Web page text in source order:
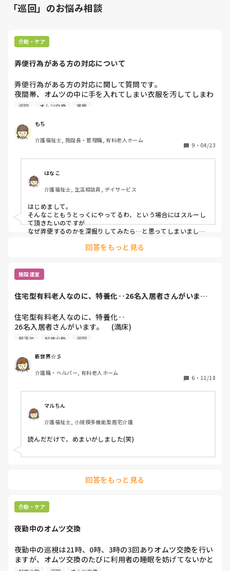
「巡回」のお悩み相談
介助・ケア
弄便行為がある方の対応について
弄便行為がある方の対応に関して質問です。
夜間帯、オムツの中に手を入れてしまい衣服を汚してしまわ
れたり、酷い時は口にしてしまいます。
けたり等行いましたがあまり効果が得られませんでした。
家族様は拘束して構わないと仰っていますが、、
上記の他に拘束に当たらない対応策等あれば共有頂きたいで
す。
巡回 オムツ交換 家族
もち
介護福祉士, 施設長・管理職, 有料老人ホーム
9 ・ 04/23
はなこ
介護福祉士, 生活相談員, デイサービス
はじめまして。
そんなこともうとっくにやってるわ、という場合にはスルーし
て頂きたいのですが
なぜ弄便するのかを深掘りしてみたら…と思ってしまいまし
弄便は毎回でしょうか、決まったタイミングでしょうか、それ
お腹の調子は如何でしょうか、
そのときの本人のご様子はどうでしょうか、お話はできるレベ
実は綺麗にしたいだけとかのパターンもあります。
ね…
回答をもっと見る
施設運営
住宅型有料老人なのに、特養化‥26名入居者さんがいま
住宅型有料老人なのに、特養化‥
26名入居者さんがいます。　(満床)
１人夜勤で、就寝介助、起床介助他諸々してます。
化します。
利用者介護度は、車いす15名、寝たきり6名、歩行器4名、
認知症5名、成人病3名、片麻痺1名、精神病3名、杖1名、徘
最近は自室転倒が8名ほど立て続けにあり、怪我人だらけな
のです。
認知もあり、独歩で歩いたり、出来ないことを勝手にしたり
です。
(住宅型なので、室内部分は介護に含まれない)
しゃべれないはずの人のひとり言とか‥　痛い、苦しいの声
転倒しまくって顔の色んな箇所が腫れる人‥、うんちをベッ
ドになすりつける人‥コール超頻回、1時間に一度フロアを
巡視の際いつもすっぽんぽんの人‥
おむつをとって床に放り投げて捨ててる人‥
これってリアルお化け屋敷ですよね？
尿汚染 起床介助 巡回
新世界☆彡
介護職・ヘルパー, 有料老人ホーム
6 ・ 11/18
マルちん
介護福祉士, 小規模多機能型居宅介護
読んだだけで、めまいがしました(笑)
回答をもっと見る
介助・ケア
夜勤中のオムツ交換
夜勤中の巡視は21時、0時、3時の3回ありオムツ交換を行い
ますが、オムツ交換のたびに利用者の睡眠を妨げてないかと
気になってしまいます。